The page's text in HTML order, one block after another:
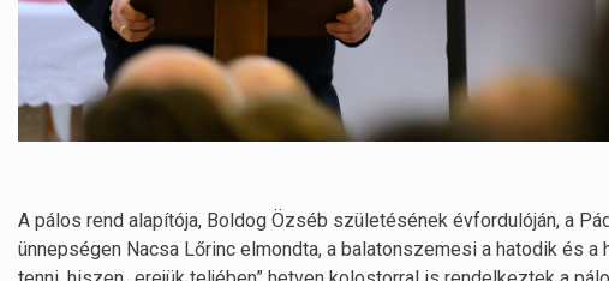
A pálos rend alapítója, Boldog Özséb születésének évfordulóján, a
ünnepségen Nacsa Lőrinc elmondta, a balatonszemesi a hatodik és